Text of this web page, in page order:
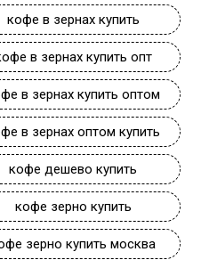
кофе в зернах купить
в зернах купить опт
в зернах купить оптом
в зернах оптом купить
кофе дешево купить
кофе зерно купить
зерно купить москва